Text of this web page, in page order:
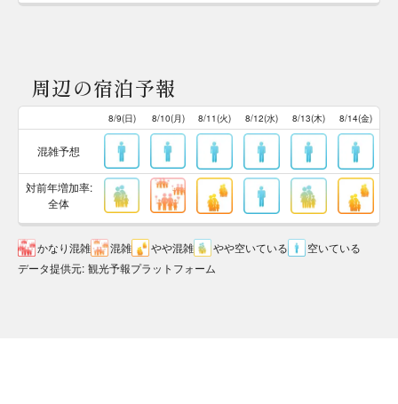
周辺の宿泊予報
8/9(日) 8/10(月) 8/11(火) 8/12(水) 8/13(木) 8/14(金)
混雑予想
対前年増加率:
全体
かなり混雑 混雑 やや混雑 やや空いている
空いている
データ提供元: 観光予報プラットフォーム